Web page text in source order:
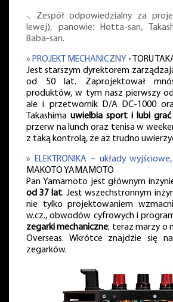
⸜ Zespół odpowiedzialny za
lewej), panowie: Hotta-san,
Baba-san.
» PROJEKT MECHANICZNY • TORU
Jest starszym dyrektorem
od 50 lat. Zaprojektował
produktów, w tym nasz pierwszy
ale i przetwornik D/A DC-1000
Takashima uwielbia sport i lubi grać
przerw na lunch oraz tenisa w
z taką kontrolą, że aż trudno
» ELEKTRONIKA – układy
MAKOTO YAMAMOTO
Pan Yamamoto jest głównym
od 37 lat. Jest wszechstronnym
nie tylko projektowaniem
w.cz., obwodów cyfrowych i
zegarki mechaniczne; teraz marzy o
Overseas. Wkrótce znajdzie się
zegarków.